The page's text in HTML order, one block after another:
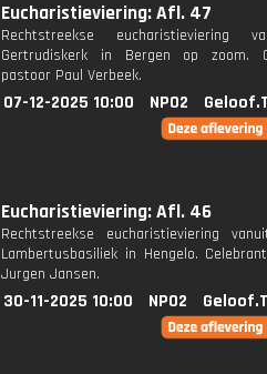
Eucharistieviering: Afl. 47
Rechtstreekse eucharistieviering
Gertrudiskerk in Bergen op zoom.
pastoor Paul Verbeek.
07-12-2025 10:00 NPO2
Eucharistieviering: Afl. 46
Rechtstreekse eucharistieviering
Lambertusbasiliek in Hengelo.
Jurgen Jansen.
30-11-2025 10:00 NPO2